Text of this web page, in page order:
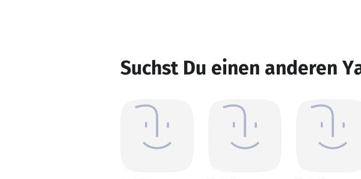
Suchst Du einen anderen